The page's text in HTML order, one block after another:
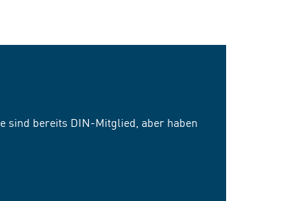
sind bereits DIN-Mitglied, aber haben